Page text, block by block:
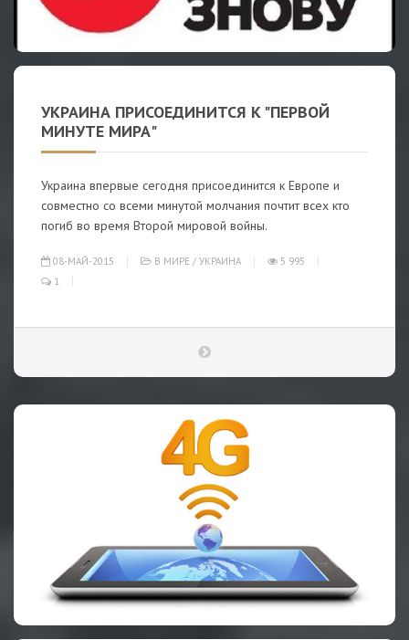
УКРАИНА ПРИСОЕДИНИТСЯ К "ПЕРВОЙ
МИНУТЕ МИРА"
Украина впервые сегодня присоединится к Европе и
совместно со всеми минутой молчания почтит всех кто
погиб во время Второй мировой войны.
08-МАЙ-2015 В МИРЕ / УКРАИНА
5 995
1